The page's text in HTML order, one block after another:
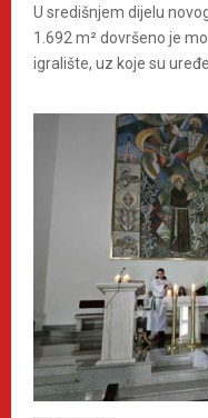
U središnjem dijelu
1.692 m² dovršeno je
igralište, uz koje su